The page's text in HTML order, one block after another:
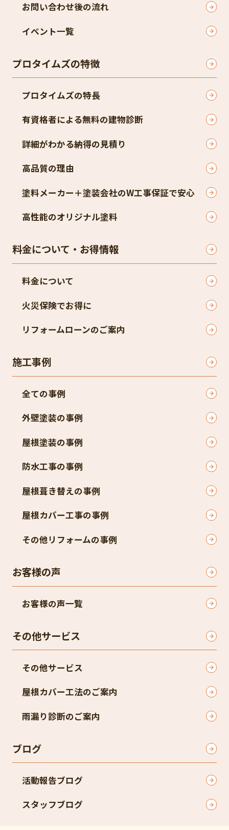
お問い合わせ後の流れ
イベント一覧
プロタイムズの特徴
プロタイムズの特長
有資格者による無料の建物診断
詳細がわかる納得の見積り
高品質の理由
塗料メーカー＋塗装会社のW工事保証で安心
高性能のオリジナル塗料
料金について・お得情報
料金について
火災保険でお得に
リフォームローンのご案内
施工事例
全ての事例
外壁塗装の事例
屋根塗装の事例
防水工事の事例
屋根葺き替えの事例
屋根カバー工事の事例
その他リフォームの事例
お客様の声
お客様の声一覧
その他サービス
その他サービス
屋根カバー工法のご案内
雨漏り診断のご案内
ブログ
活動報告ブログ
スタッフブログ